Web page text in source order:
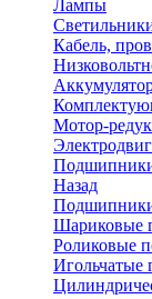
Лампы
Кабель,
Мотор-
Назад
Шариковые
Роликовые